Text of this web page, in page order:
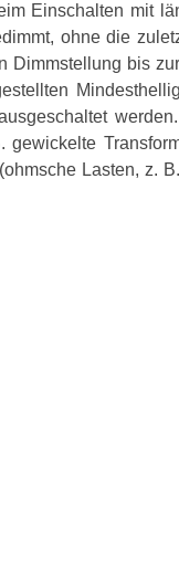
Einschalten mit
ohne die
bis
Lasten, z.